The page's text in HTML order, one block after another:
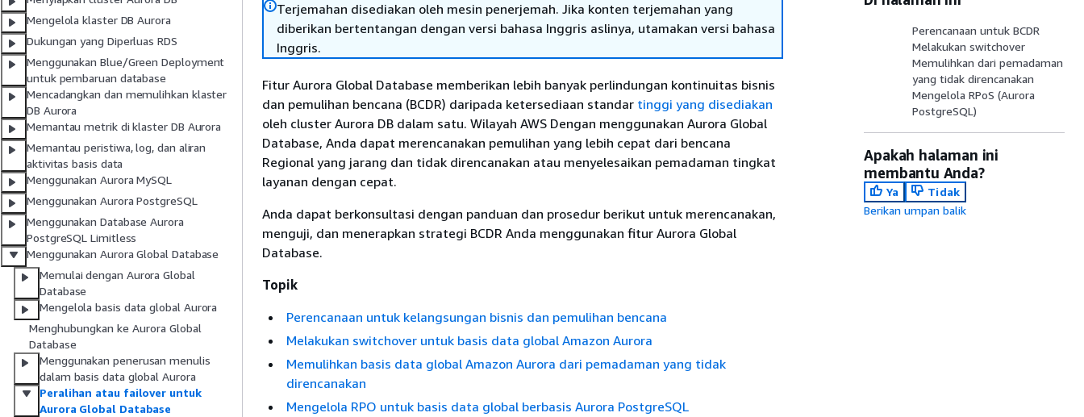
Mengelola klaster DB Aurora
Dukungan yang Diperluas RDS
Menggunakan Blue/Green Deployment
untuk pembaruan database
Mencadangkan dan memulihkan klaster
DB Aurora
Memantau metrik di klaster DB Aurora
Memantau peristiwa, log, dan aliran
aktivitas basis data
Menggunakan Aurora MySQL
Menggunakan Aurora PostgreSQL
Menggunakan Database Aurora
PostgreSQL Limitless
Menggunakan Aurora Global Database
Memulai dengan Aurora Global
Database
Mengelola basis data global Aurora
Menghubungkan ke Aurora Global
Database
Menggunakan penerusan menulis
dalam basis data global Aurora
Peralihan atau failover untuk
Aurora Global Database
Terjemahan disediakan oleh mesin penerjemah. Jika konten terjemahan yang
diberikan bertentangan dengan versi bahasa Inggris aslinya, utamakan versi bahasa
Inggris.
Fitur Aurora Global Database memberikan lebih banyak perlindungan kontinuitas bisnis
dan pemulihan bencana (BCDR) daripada ketersediaan standar tinggi yang disediakan
oleh cluster Aurora DB dalam satu. Wilayah AWS Dengan menggunakan Aurora Global
Database, Anda dapat merencanakan pemulihan yang lebih cepat dari bencana
Regional yang jarang dan tidak direncanakan atau menyelesaikan pemadaman tingkat
layanan dengan cepat.
Anda dapat berkonsultasi dengan panduan dan prosedur berikut untuk merencanakan,
menguji, dan menerapkan strategi BCDR Anda menggunakan fitur Aurora Global
Database.
Topik
Perencanaan untuk kelangsungan bisnis dan pemulihan bencana
Melakukan switchover untuk basis data global Amazon Aurora
Memulihkan basis data global Amazon Aurora dari pemadaman yang tidak
direncanakan
Mengelola RPO untuk basis data global berbasis Aurora PostgreSQL
Perencanaan untuk BCDR
Melakukan switchover
Memulihkan dari pemadaman
yang tidak direncanakan
Mengelola RPoS (Aurora
PostgreSQL)
Apakah halaman ini
membantu Anda?
Ya
Tidak
Berikan umpan balik